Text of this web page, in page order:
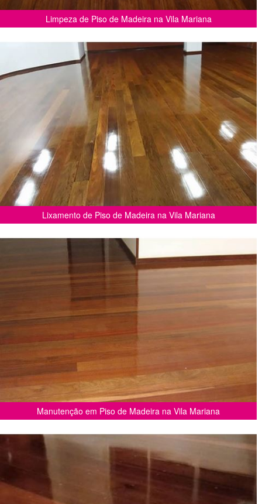
Limpeza de Piso de Madeira na Vila Mariana
Lixamento de Piso de Madeira na Vila Mariana
Manutenção em Piso de Madeira na Vila Mariana